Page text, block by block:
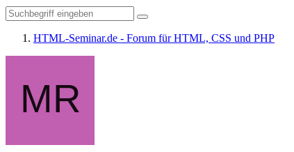
HTML-Seminar.de - Forum für HTML, CSS und PHP